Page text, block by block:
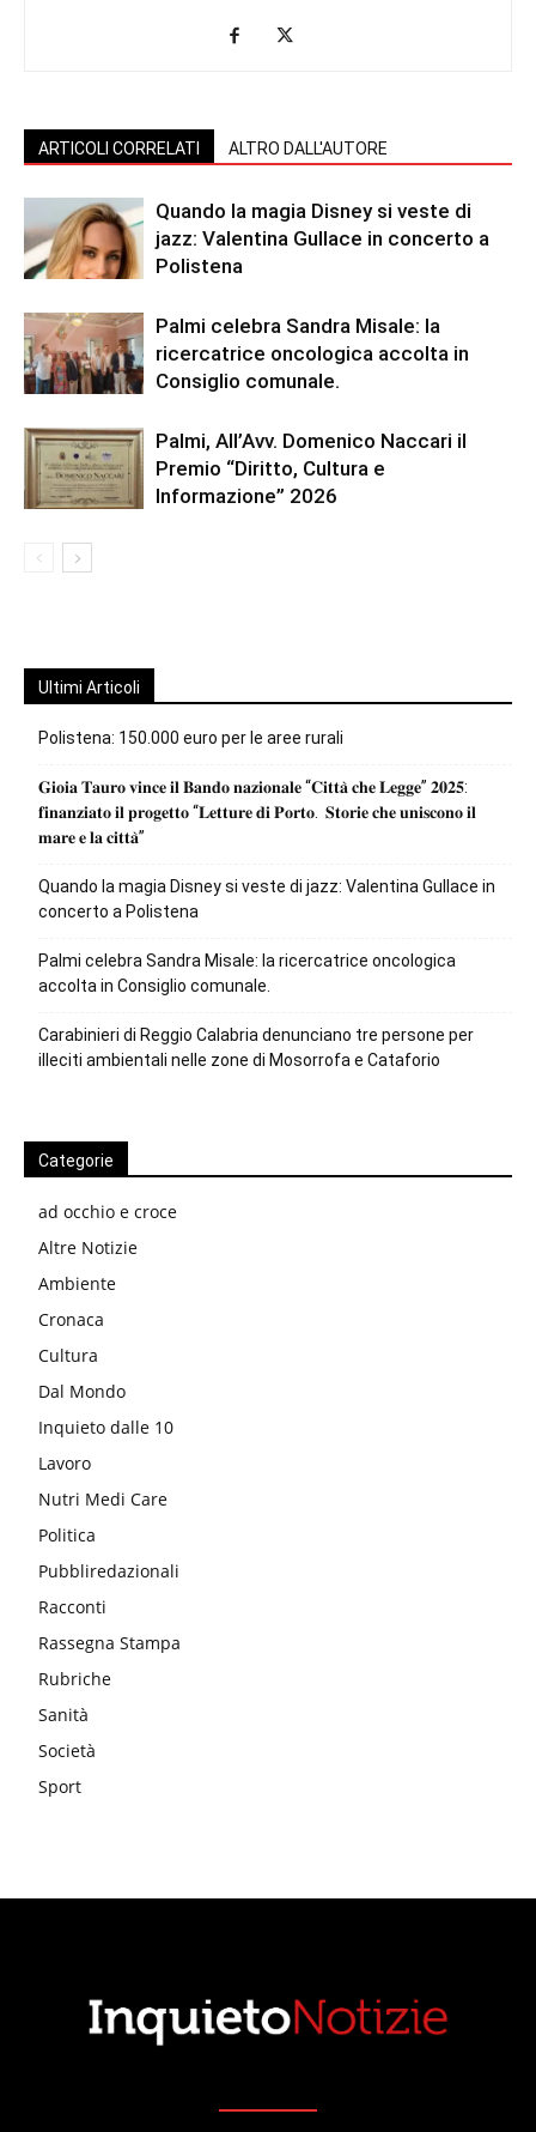
ARTICOLI CORRELATI ALTRO DALL'AUTORE
Quando la magia Disney si veste di
jazz: Valentina Gullace in concerto a
Polistena
Palmi celebra Sandra Misale: la
ricercatrice oncologica accolta in
Consiglio comunale.
Palmi, All’Avv. Domenico Naccari il
Premio “Diritto, Cultura e
Informazione” 2026
Ultimi Articoli
Polistena: 150.000 euro per le aree rurali
𝐆𝐢𝐨𝐢𝐚 𝐓𝐚𝐮𝐫𝐨 𝐯𝐢𝐧𝐜𝐞 𝐢𝐥 𝐁𝐚𝐧𝐝𝐨 𝐧𝐚𝐳𝐢𝐨𝐧𝐚𝐥𝐞 “𝐂𝐢𝐭𝐭𝐚̀ 𝐜𝐡𝐞 𝐋𝐞𝐠𝐠𝐞” 𝟐𝟎𝟐𝟓:
𝐟𝐢𝐧𝐚𝐧𝐳𝐢𝐚𝐭𝐨 𝐢𝐥 𝐩𝐫𝐨𝐠𝐞𝐭𝐭𝐨 “𝐋𝐞𝐭𝐭𝐮𝐫𝐞 𝐝𝐢 𝐏𝐨𝐫𝐭𝐨. 𝐒𝐭𝐨𝐫𝐢𝐞 𝐜𝐡𝐞 𝐮𝐧𝐢𝐬𝐜𝐨𝐧𝐨 𝐢𝐥
𝐦𝐚𝐫𝐞 𝐞 𝐥𝐚 𝐜𝐢𝐭𝐭𝐚̀”
Quando la magia Disney si veste di jazz: Valentina Gullace in
concerto a Polistena
Palmi celebra Sandra Misale: la ricercatrice oncologica
accolta in Consiglio comunale.
Carabinieri di Reggio Calabria denunciano tre persone per
illeciti ambientali nelle zone di Mosorrofa e Cataforio
Categorie
ad occhio e croce
Altre Notizie
Ambiente
Cronaca
Cultura
Dal Mondo
Inquieto dalle 10
Lavoro
Nutri Medi Care
Politica
Pubbliredazionali
Racconti
Rassegna Stampa
Rubriche
Sanità
Società
Sport